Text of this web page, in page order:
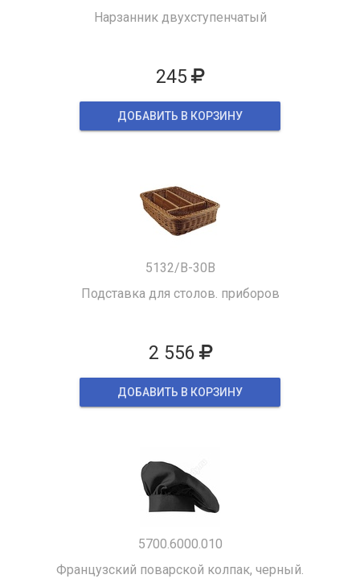
Нарзанник двухступенчатый
245
ДОБАВИТЬ В КОРЗИНУ
5132/B-30B
Подставка для столов. приборов
2 556
ДОБАВИТЬ В КОРЗИНУ
5700.6000.010
Французский поварской колпак, черный.